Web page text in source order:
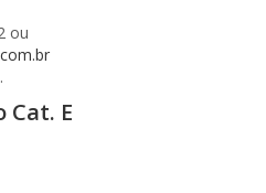
ou
E